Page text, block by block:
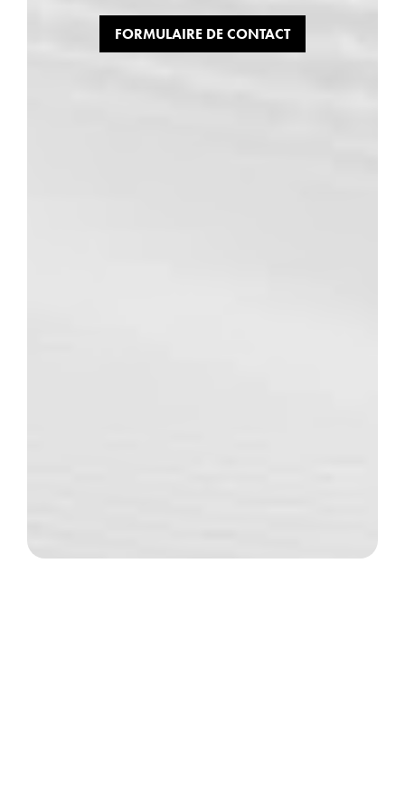
FORMULAIRE DE CONTACT